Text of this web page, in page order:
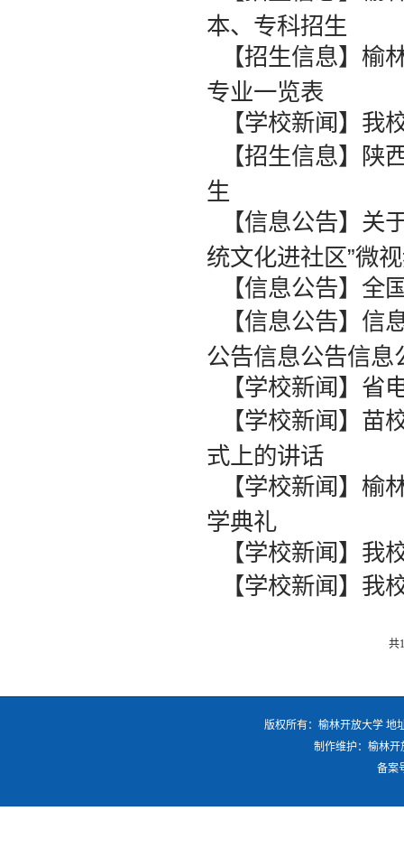
本、专科招生
【招生信息】榆
专业一览表
【学校新闻】我
【招生信息】陕
生
【信息公告】关
统文化进社区”微
【信息公告】全
【信息公告】信
公告信息公告信息
【学校新闻】省
【学校新闻】苗
式上的讲话
【学校新闻】榆
学典礼
【学校新闻】我
【学校新闻】我
共
版权所有：榆林开放大学 地
制作维护：榆林
备案